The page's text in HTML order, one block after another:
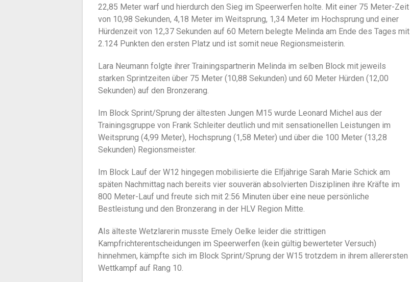
22,85 Meter warf und hierdurch den Sieg im Speerwerfen holte. Mit einer 75 Meter-Zeit
von 10,98 Sekunden, 4,18 Meter im Weitsprung, 1,34 Meter im Hochsprung und einer
Hürdenzeit von 12,37 Sekunden auf 60 Metern belegte Melinda am Ende des Tages mit
2.124 Punkten den ersten Platz und ist somit neue Regionsmeisterin.
Lara Neumann folgte ihrer Trainingspartnerin Melinda im selben Block mit jeweils
starken Sprintzeiten über 75 Meter (10,88 Sekunden) und 60 Meter Hürden (12,00
Sekunden) auf den Bronzerang.
Im Block Sprint/Sprung der ältesten Jungen M15 wurde Leonard Michel aus der
Trainingsgruppe von Frank Schleiter deutlich und mit sensationellen Leistungen im
Weitsprung (4,99 Meter), Hochsprung (1,58 Meter) und über die 100 Meter (13,28
Sekunden) Regionsmeister.
Im Block Lauf der W12 hingegen mobilisierte die Elfjährige Sarah Marie Schick am
späten Nachmittag nach bereits vier souverän absolvierten Disziplinen ihre Kräfte im
800 Meter-Lauf und freute sich mit 2:56 Minuten über eine neue persönliche
Bestleistung und den Bronzerang in der HLV Region Mitte.
Als älteste Wetzlarerin musste Emely Oelke leider die strittigen
Kampfrichterentscheidungen im Speerwerfen (kein gültig bewerteter Versuch)
hinnehmen, kämpfte sich im Block Sprint/Sprung der W15 trotzdem in ihrem allerersten
Wettkampf auf Rang 10.